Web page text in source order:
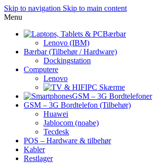
Skip to navigation Skip to main content
Menu
Bærbar
Lenovo (IBM)
Bærbar (Tilbehør / Hardware)
Dockingstation
Computere
Lenovo
PC Skærme
GSM – 3G Bordtelefoner
GSM – 3G Bordtelefon (Tilbehør)
Huawei
Jablocom (noabe)
Tecdesk
POS – Hardware & tilbehør
Kabler
Restlager